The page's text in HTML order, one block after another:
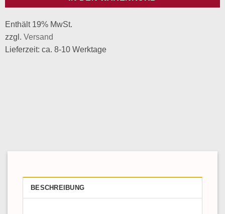
Enthält 19% MwSt.
zzgl. Versand
Lieferzeit: ca. 8-10 Werktage
BESCHREIBUNG